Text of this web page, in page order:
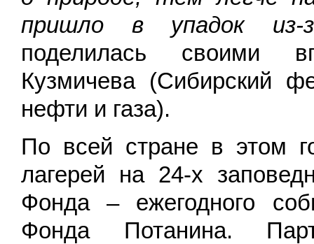
пришло в упадок из-
поделилась своими
Кузмичева (Сибирский
нефти и газа).
По всей стране в этом
лагерей на 24-х
Фонда – ежегодного
Фонда Потанина.